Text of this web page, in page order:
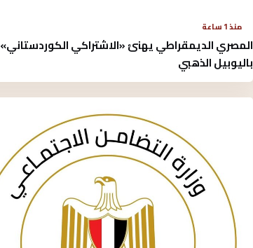
منذ 1 ساعة
المصري الديمقراطي يهنئ «الاشتراكي الكوردستاني»
باليوبيل الذهبي